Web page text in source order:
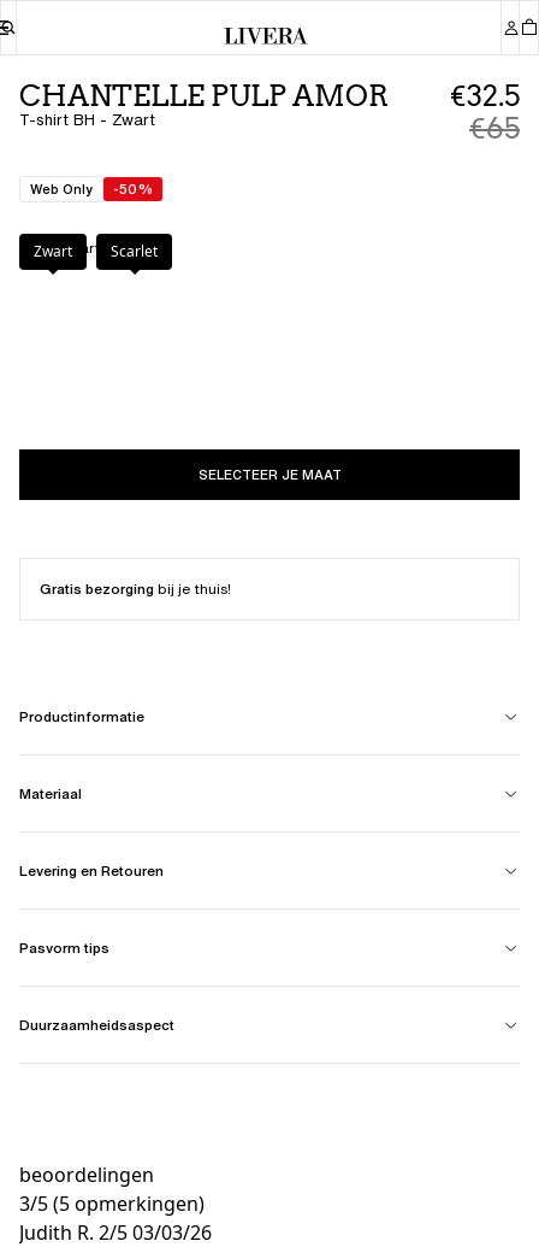
CHANTELLE PULP AMOR
T-shirt BH - Zwart
€32.5
€65
Web Only -50%
Kleur: Zwart
Zwart Scarlet
SELECTEER JE MAAT
Gratis bezorgingbij je thuis!
Productinformatie
Materiaal
Levering en Retouren
Pasvorm tips
Duurzaamheidsaspect
beoordelingen
3/5(5 opmerkingen)
Judith R. 2/503/03/26